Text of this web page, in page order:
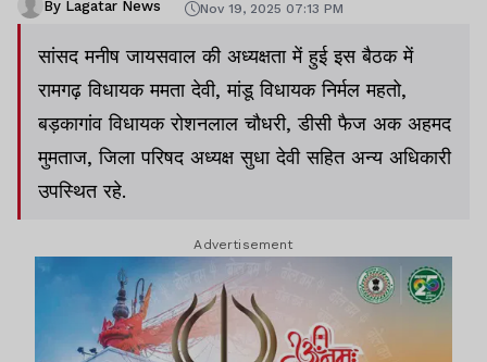
By Lagatar News Nov 19, 2025 07:13 PM
सांसद मनीष जायसवाल की अध्यक्षता में हुई इस बैठक में
रामगढ़ विधायक ममता देवी, मांडू विधायक निर्मल महतो,
बड़कागांव विधायक रोशनलाल चौधरी, डीसी फैज अक अहमद
मुमताज, जिला परिषद अध्यक्ष सुधा देवी सहित अन्य अधिकारी
उपस्थित रहे.
Advertisement